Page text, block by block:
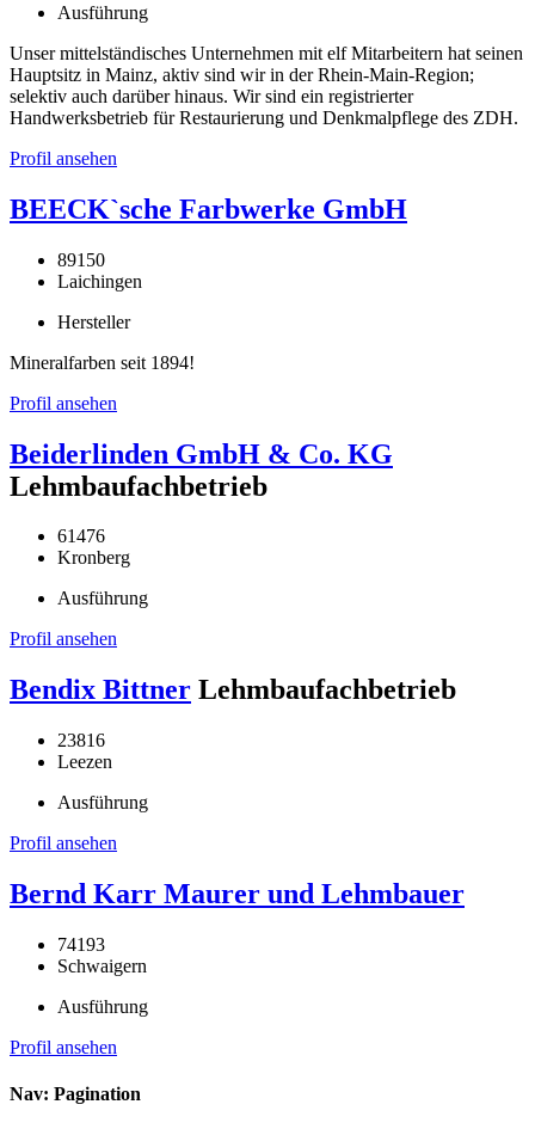
Ausführung
Unser mittelständisches Unternehmen mit elf Mitarbeitern hat seinen
Hauptsitz in Mainz, aktiv sind wir in der Rhein-Main-Region;
selektiv auch darüber hinaus. Wir sind ein registrierter
Handwerksbetrieb für Restaurierung und Denkmalpflege des ZDH.
Profil ansehen
BEECK`sche Farbwerke GmbH
89150
Laichingen
Hersteller
Mineralfarben seit 1894!
Profil ansehen
Beiderlinden GmbH & Co. KG
Lehmbaufachbetrieb
61476
Kronberg
Ausführung
Profil ansehen
Bendix Bittner Lehmbaufachbetrieb
23816
Leezen
Ausführung
Profil ansehen
Bernd Karr Maurer und Lehmbauer
74193
Schwaigern
Ausführung
Profil ansehen
Nav: Pagination